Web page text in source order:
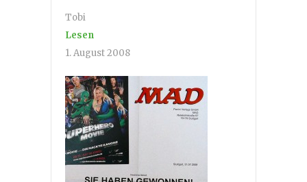
Tobi
Lesen
1. August 2008